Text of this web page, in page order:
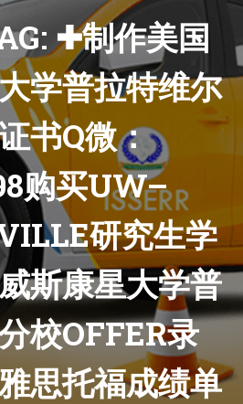
✚制作美国
学普拉特维尔
书Q微：
购买UW–
研究生学
斯康星大学普
校OFFER录
思托福成绩单